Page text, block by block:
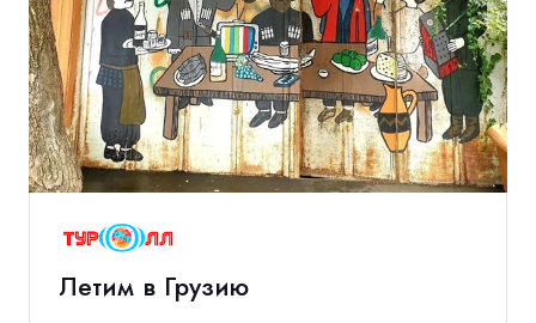
Летим в Грузию